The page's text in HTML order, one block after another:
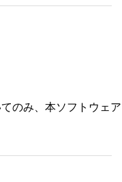
のみ、本ソフトウェ